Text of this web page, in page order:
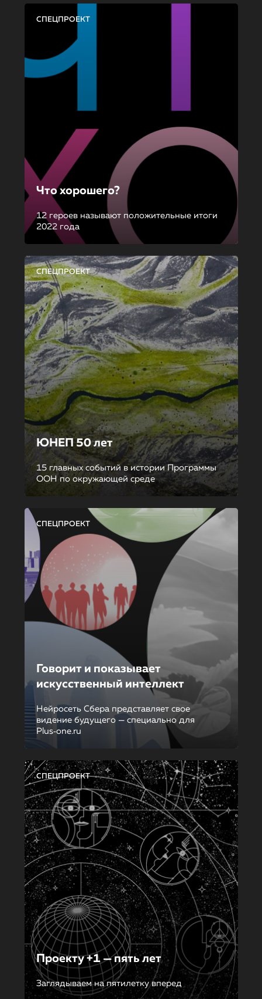
СПЕЦПРОЕКТ
Что хорошего?
12 героев называют положительные итоги
2022 года
СПЕЦПРОЕКТ
ЮНЕП 50 лет
15 главных событий в истории Программы
ООН по окружающей среде
СПЕЦПРОЕКТ
Говорит и показывает
искусственный интеллект
Нейросеть Сбера представляет свое
видение будущего — специально для
Plus‑one.ru
СПЕЦПРОЕКТ
Проекту +1 — пять лет
Заглядываем на пятилетку вперед